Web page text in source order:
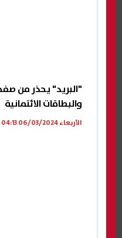
"البريد" يحذر من
والبطاقات الائتمانية
الأربعاء 06/03/2024 04:13 م